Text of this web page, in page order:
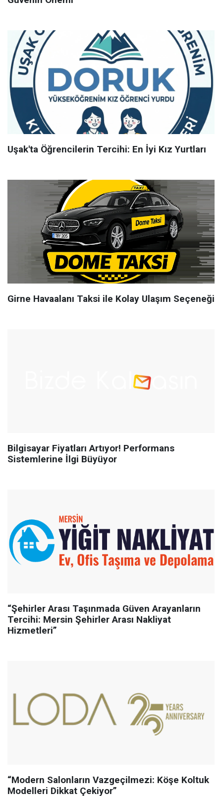
Uşak'ta Öğrencilerin Tercihi: En İyi Kız Yurtları
Girne Havaalanı Taksi ile Kolay Ulaşım Seçeneği
Bilgisayar Fiyatları Artıyor! Performans
Sistemlerine İlgi Büyüyor
“Şehirler Arası Taşınmada Güven Arayanların
Tercihi: Mersin Şehirler Arası Nakliyat
Hizmetleri”
“Modern Salonların Vazgeçilmezi: Köşe Koltuk
Modelleri Dikkat Çekiyor”